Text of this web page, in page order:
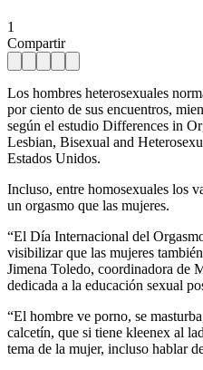
1
Compartir
Los hombres heterosexuales
por ciento de sus encuentros,
según el estudio Differences in
Lesbian, Bisexual and
Estados Unidos.
Incluso, entre homosexuales los
un orgasmo que las mujeres.
“El Día Internacional del
visibilizar que las mujeres
Jimena Toledo, coordinadora de
dedicada a la educación sexual
“El hombre ve porno, se
calcetín, que si tiene kleenex al
tema de la mujer, incluso hablar